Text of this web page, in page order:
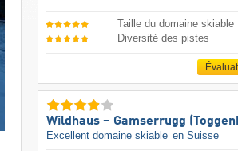
Taille du domaine skiable
Diversité des pistes
Wildhaus – Gamserrugg
Excellent domaine skiable en Suisse